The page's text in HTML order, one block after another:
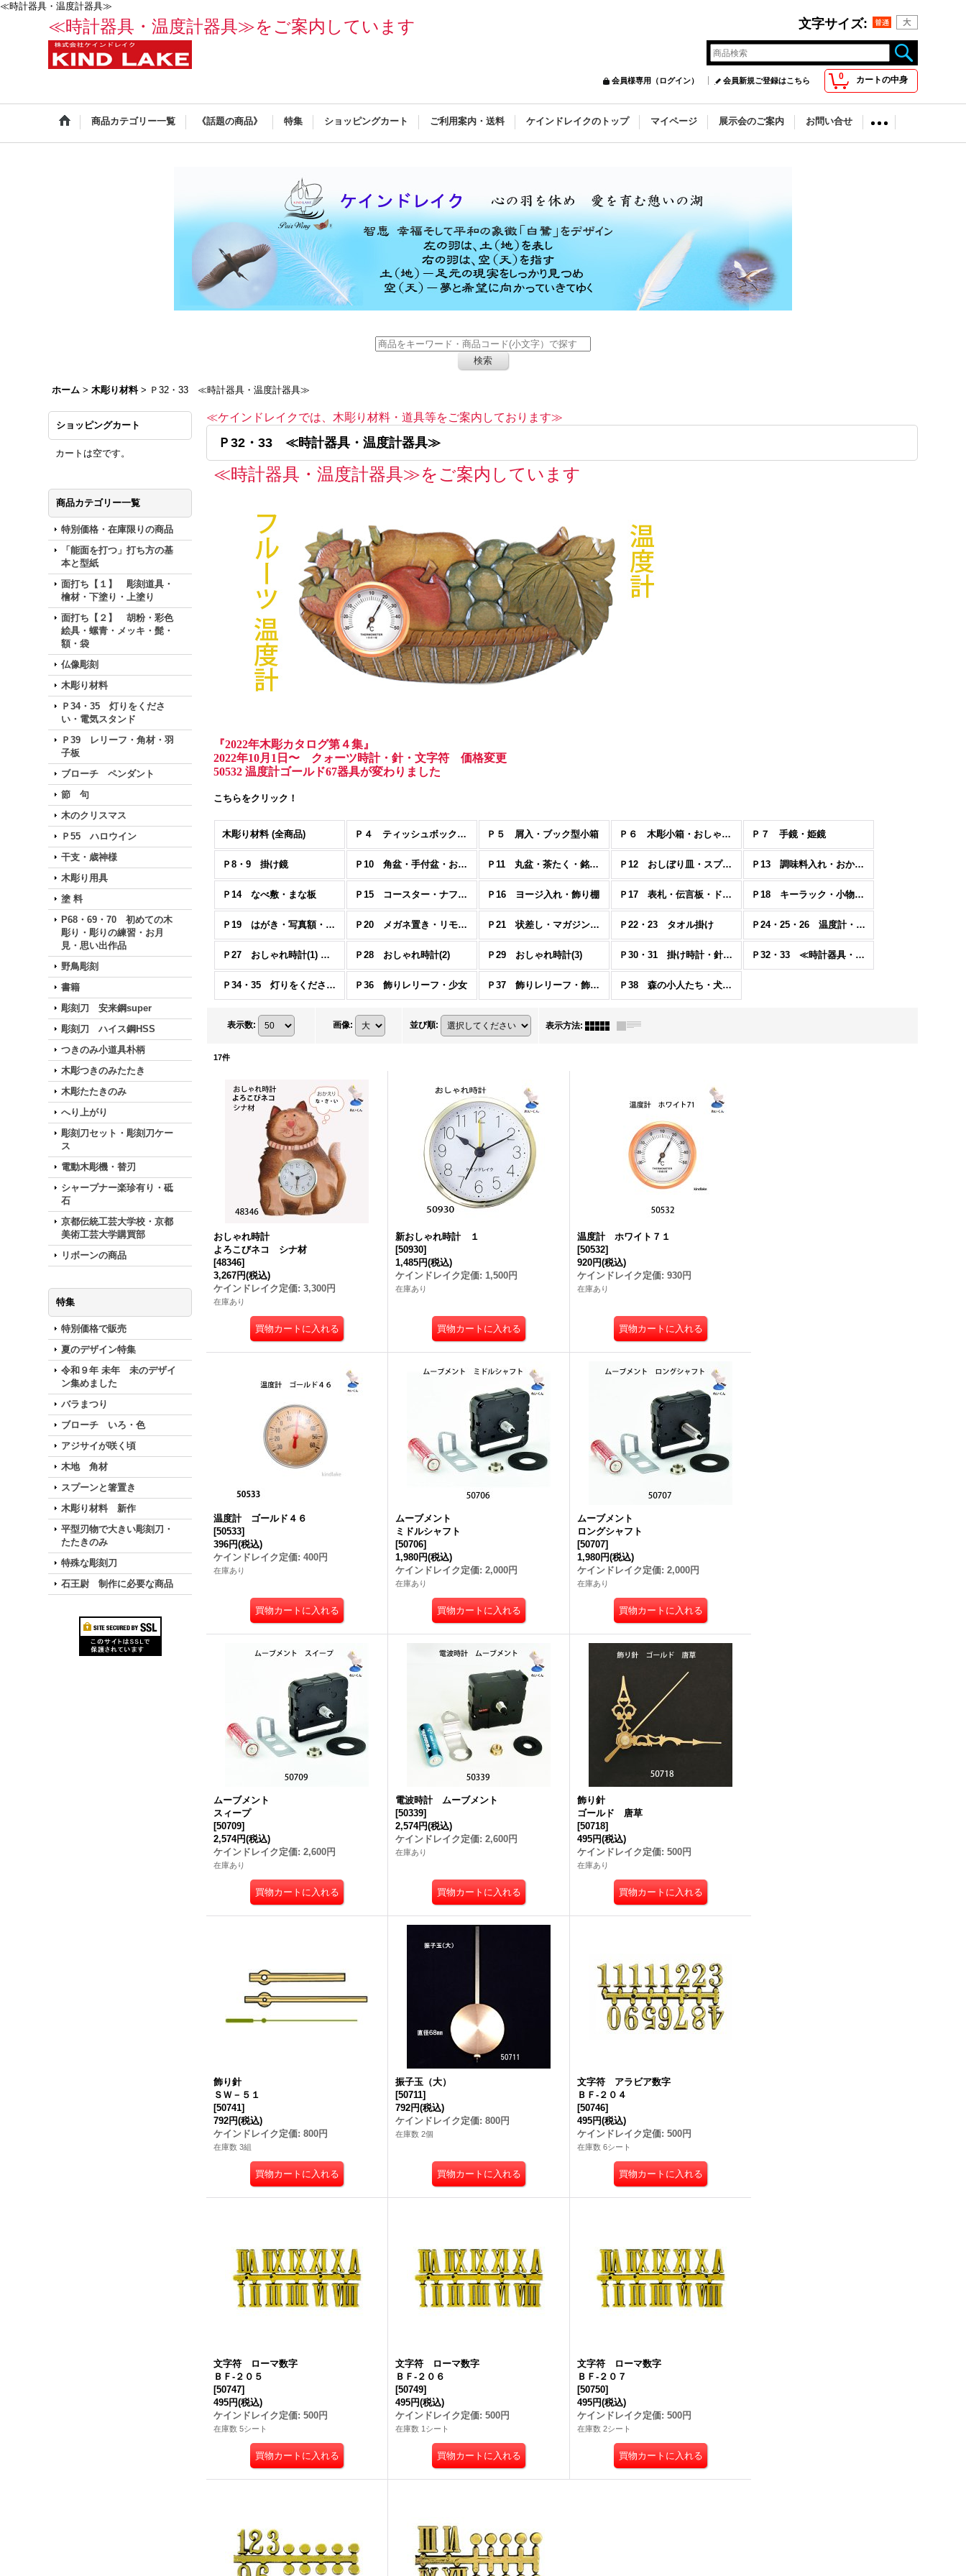
≪時計器具・温度計器具≫
≪時計器具・温度計器具≫をご案内しています 文字サイズ:
0 カートの中身
会員様専用（ログイン） 会員新規ご登録はこちら
商品カテゴリー一覧 《話題の商品》 特集 ショッピングカート ご利用案内・送料 ケインドレイクのトップ マイページ 展示会のご案内 お問い合せ
ホーム > 木彫り材料 > Ｐ32・33 ≪時計器具・温度計器具≫
ショッピングカート
カートは空です。
商品カテゴリー一覧
特別価格・在庫限りの商品
「能面を打つ」打ち方の基
本と型紙
面打ち【１】 彫刻道具・
檜材・下塗り・上塗り
面打ち【２】 胡粉・彩色
絵具・螺青・メッキ・髭・
額・袋
仏像彫刻
木彫り材料
Ｐ34・35 灯りをくださ
い・電気スタンド
Ｐ39 レリーフ・角材・羽
子板
ブローチ ペンダント
節 句
木のクリスマス
Ｐ55 ハロウイン
干支・歳神様
木彫り用具
塗 料
P68・69・70 初めての木
彫り・彫りの練習・お月
見・思い出作品
野鳥彫刻
書籍
彫刻刀 安来鋼super
彫刻刀 ハイス鋼HSS
つきのみ小道具朴柄
木彫つきのみたたき
木彫たたきのみ
へり上がり
彫刻刀セット・彫刻刀ケー
ス
電動木彫機・替刃
シャープナー楽珍有り・砥
石
京都伝統工芸大学校・京都
美術工芸大学購買部
リボーンの商品
特集
特別価格で販売
夏のデザイン特集
令和９年 未年 未のデザイ
ン集めました
バラまつり
ブローチ いろ・色
アジサイが咲く頃
木地 角材
スプーンと箸置き
木彫り材料 新作
平型刃物で大きい彫刻刀・
たたきのみ
特殊な彫刻刀
石王尉 制作に必要な商品
≪ケインドレイクでは、木彫り材料・道具等をご案内しております≫
Ｐ32・33 ≪時計器具・温度計器具≫
≪時計器具・温度計器具≫をご案内しています
『2022年木彫カタログ第４集』
2022年10月1日〜 クォーツ時計・針・文字符 価格変更
50532 温度計ゴールド67器具が変わりました
こちらをクリック！
木彫り材料 (全商品) Ｐ４ ティッシュボックス・ロールペーパースタンド Ｐ５ 屑入・ブック型小箱 Ｐ６ 木彫小箱・おしゃれ小箱ハーブ Ｐ７ 手鏡・姫鏡
Ｐ8・9 掛け鏡 Ｐ10 角盆・手付盆・おもてなし盆・四角盆 Ｐ11 丸盆・茶たく・銘々皿 Ｐ12 おしぼり皿・スプーンたて・スプーン置き Ｐ13 調味料入れ・おかもち・箸置き・食器用ニス
Ｐ14 なべ敷・まな板 Ｐ15 コースター・ナフキン立て Ｐ16 ヨージ入れ・飾り棚 Ｐ17 表札・伝言板・ドア飾り Ｐ18 キーラック・小物掛け・木製フック・マスク掛け
Ｐ19 はがき・写真額・帽子掛け・アニマルスタンド Ｐ20 メガネ置き・リモコンスタンド・スマホスタンド Ｐ21 状差し・マガジンラック Ｐ22・23 タオル掛け Ｐ24・25・26 温度計・湿度計
Ｐ27 おしゃれ時計(1) ・置き時計 Ｐ28 おしゃれ時計(2) Ｐ29 おしゃれ時計(3) Ｐ30・31 掛け時計・針時計 Ｐ32・33 ≪時計器具・温度計器具≫
Ｐ34・35 灯りをください・電気スタンド・花台 Ｐ36 飾りレリーフ・少女 Ｐ37 飾りレリーフ・飾り額・花台 Ｐ38 森の小人たち・犬のコート掛け
表示数: 画像: 並び順: 表示方法:
17件
おしゃれ時計
よろこびネコ シナ材
[48346]
3,267円(税込)
ケインドレイク定価: 3,300円
在庫あり
新おしゃれ時計 １
[50930]
1,485円(税込)
ケインドレイク定価: 1,500円
在庫あり
温度計 ホワイト７１
[50532]
920円(税込)
ケインドレイク定価: 930円
在庫あり
温度計 ゴールド４６
[50533]
396円(税込)
ケインドレイク定価: 400円
在庫あり
ムーブメント
ミドルシャフト
[50706]
1,980円(税込)
ケインドレイク定価: 2,000円
在庫あり
ムーブメント
ロングシャフト
[50707]
1,980円(税込)
ケインドレイク定価: 2,000円
在庫あり
ムーブメント
スィープ
[50709]
2,574円(税込)
ケインドレイク定価: 2,600円
在庫あり
電波時計 ムーブメント
[50339]
2,574円(税込)
ケインドレイク定価: 2,600円
在庫あり
飾り針
ゴールド 唐草
[50718]
495円(税込)
ケインドレイク定価: 500円
在庫あり
飾り針
ＳＷ－５１
[50741]
792円(税込)
ケインドレイク定価: 800円
在庫数 3組
振子玉（大）
[50711]
792円(税込)
ケインドレイク定価: 800円
在庫数 2個
文字符 アラビア数字
ＢＦ-２０４
[50746]
495円(税込)
ケインドレイク定価: 500円
在庫数 6シート
文字符 ローマ数字
ＢＦ-２０５
[50747]
495円(税込)
ケインドレイク定価: 500円
在庫数 5シート
文字符 ローマ数字
ＢＦ-２０６
[50749]
495円(税込)
ケインドレイク定価: 500円
在庫数 1シート
文字符 ローマ数字
ＢＦ-２０７
[50750]
495円(税込)
ケインドレイク定価: 500円
在庫数 2シート